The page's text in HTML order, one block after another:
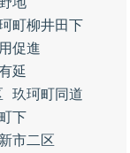
町柳井田下
促進
延
玖珂町同道
下
市二区